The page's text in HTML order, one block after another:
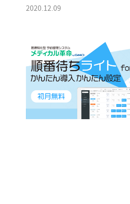
2020.12.09